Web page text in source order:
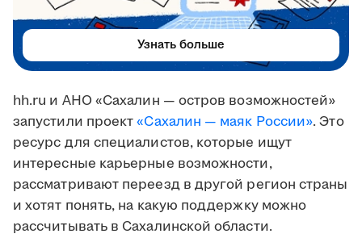
hh.ru и АНО «Сахалин — остров возможностей»
запустили проект«Сахалин — маяк России». Это
ресурс для специалистов, которые ищут
интересные карьерные возможности,
рассматривают переезд в другой регион страны
и хотят понять, на какую поддержку можно
рассчитывать в Сахалинской области.
Узнать больше